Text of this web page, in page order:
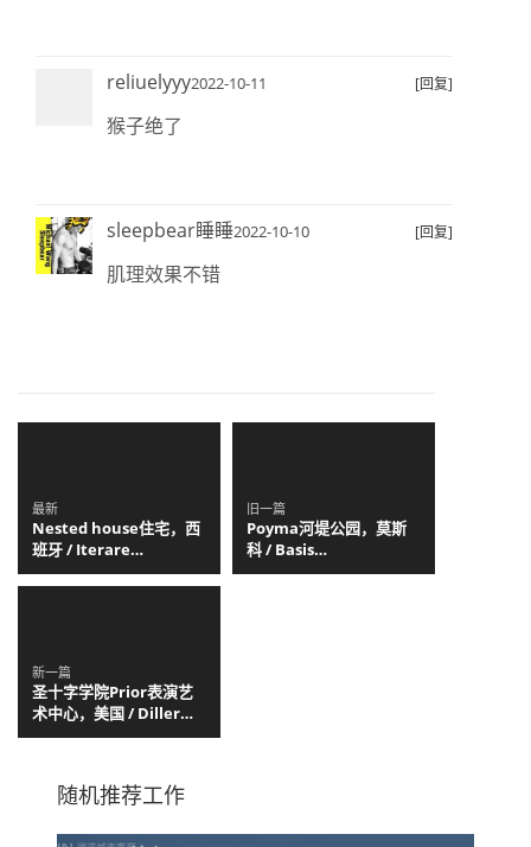
reliuelyyy2022-10-11 [回复]
猴子绝了
sleepbear睡睡2022-10-10 [回复]
肌理效果不错
最新
Nested house住宅，西
班牙 / Iterare
arquitectos
旧一篇
Poyma河堤公园，莫斯
科 / Basis
architectural bureau
新一篇
圣十字学院Prior表演艺
术中心，美国 / Diller
Scofidio + Renfro
随机推荐工作